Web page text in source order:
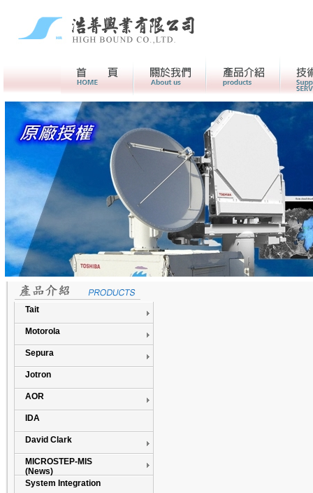
首頁 關於我們> 產品介紹
Tait
Motorola
Sepura
Jotron
AOR
IDA
David Clark
MICROSTEP-MIS
(News)
System Integration